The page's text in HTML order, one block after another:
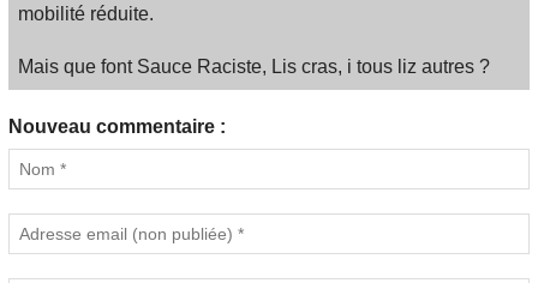
mobilité réduite.
Mais que font Sauce Raciste, Lis cras, i tous liz autres ?
Nouveau commentaire :